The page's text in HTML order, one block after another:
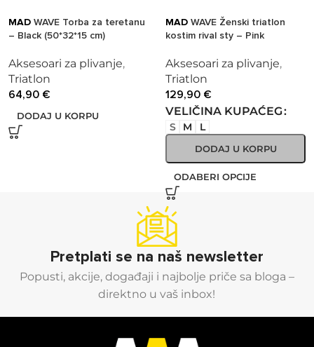
MAD WAVE Torba za teretanu
– Black (50*32*15 cm)
Aksesoari za plivanje,
Triatlon
64,90 €
DODAJ U KORPU
MAD WAVE Ženski triatlon
kostim rival sty – Pink
Aksesoari za plivanje,
Triatlon
129,90 €
VELIČINA KUPAĆEG
S M L
DODAJ U KORPU
ODABERI OPCIJE
Pretplati se na naš newsletter
Popusti, akcije, događaji i najbolje priče sa bloga –
direktno u vaš inbox!